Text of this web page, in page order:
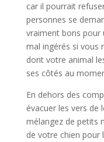
car il pourrait
personnes se
vraiment bons pour
mal ingérés si vous
dont votre animal
ses côtés au
En dehors des
évacuer les vers de
mélangez de petits
de votre chien pour